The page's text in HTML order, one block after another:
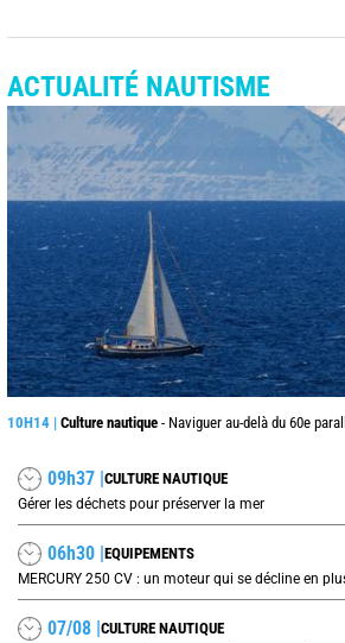
ACTUALITÉ NAUTISME
10H14 | Culture nautique - Naviguer au-delà du 60e parallèle : les
09h37 |CULTURE NAUTIQUE
Gérer les déchets pour préserver la mer
06h30 |EQUIPEMENTS
07/08 |CULTURE NAUTIQUE